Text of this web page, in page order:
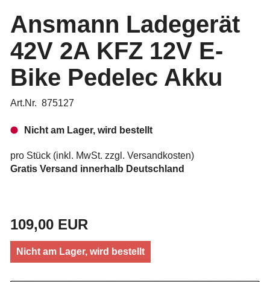
Ansmann Ladegerät
42V 2A KFZ 12V E-
Bike Pedelec Akku
Art.Nr. 875127
Nicht am Lager, wird bestellt
pro Stück (inkl. MwSt. zzgl. Versandkosten)
Gratis Versand innerhalb Deutschland
109,00 EUR
Nicht am Lager, wird bestellt